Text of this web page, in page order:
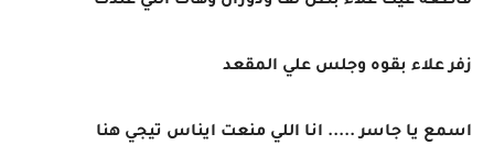
زفر علاء بقوه وجلس علي المقعد
اسمع يا جاسر ..... انا اللي منعت ايناس تيجي هنا